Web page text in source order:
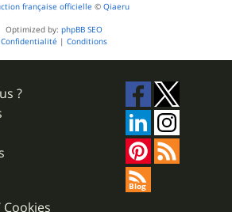
française officielle © Qiaeru
Optimized by: phpBB SEO
Confidentialité | Conditions
?